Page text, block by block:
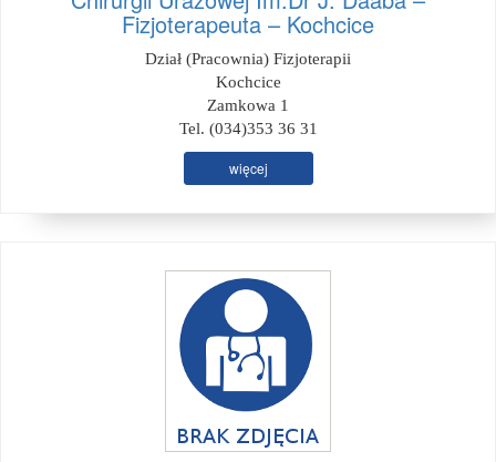
Fizjoterapeuta – Kochcice
Dział (Pracownia) Fizjoterapii
Kochcice
Zamkowa 1
Tel. (034)353 36 31
więcej